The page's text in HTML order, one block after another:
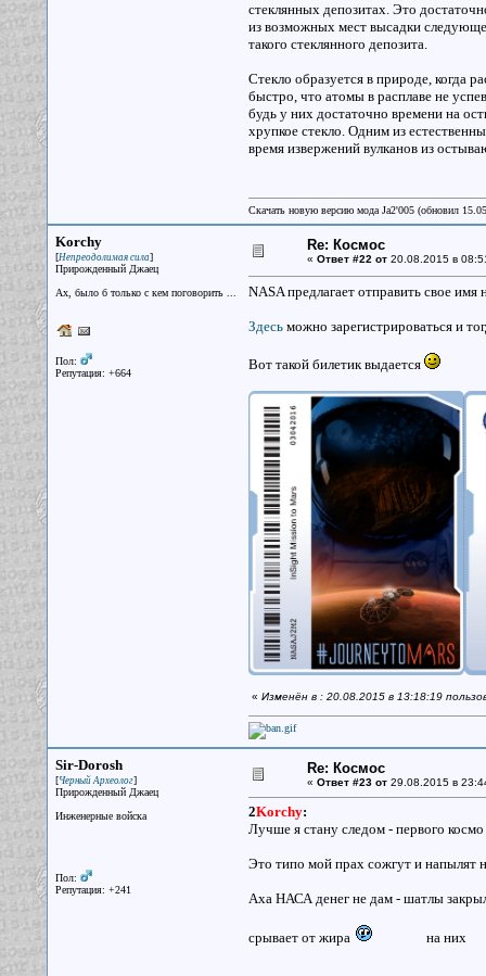
стеклянных депозитах. Это
из возможных мест высадки
такого стеклянного депозита.
Стекло образуется в природе, когда
быстро, что атомы в расплаве не
будь у них достаточно времени на
хрупкое стекло. Одним из
время извержений вулканов из
Скачать новую версию мода Ja2'005 (обновил
Korchy
[Непреодолимая сила]
Прирожденный Джаец
Ах, было б только с кем поговорить ...
Пол:
Репутация: +664
Re: Космос
« Ответ #22 от20.08.2015 в
NASA предлагает отправить свое имя
Здесьможно зарегистрироваться и
Вот такой билетик выдается
« Изменён в : 20.08.2015 в 13:18:19
Sir-Dorosh
[Черный Археолог]
Прирожденный Джаец
Инженерные войска
Пол:
Репутация: +241
Re: Космос
« Ответ #23 от29.08.2015 в
2Korchy:
Лучше я стану следом - первого космо
Это типо мой прах сожгут и напылят
Аха НАСА денег не дам - шатлы
срывает от жира на них